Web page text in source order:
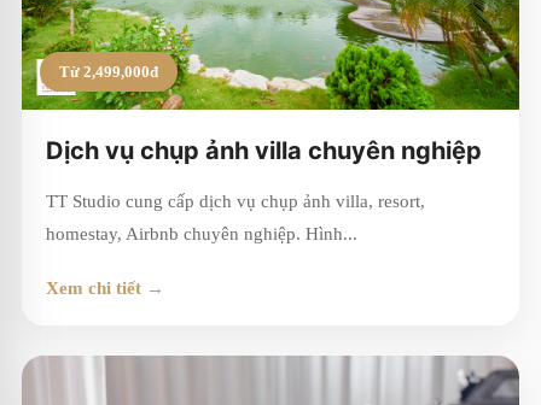
Từ 2,499,000đ
Dịch vụ chụp ảnh villa chuyên nghiệp
TT Studio cung cấp dịch vụ chụp ảnh villa, resort,
homestay, Airbnb chuyên nghiệp. Hình...
Xem chi tiết →